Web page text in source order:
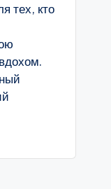
тех, кто